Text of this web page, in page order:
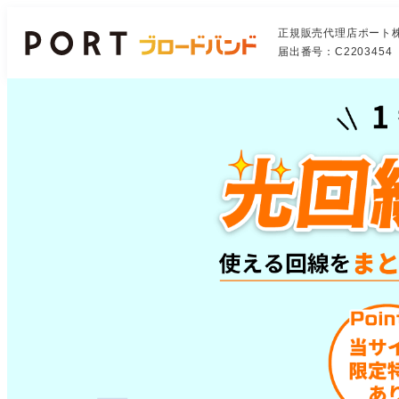
正規販売代理店ポート
届出番号：C2203454